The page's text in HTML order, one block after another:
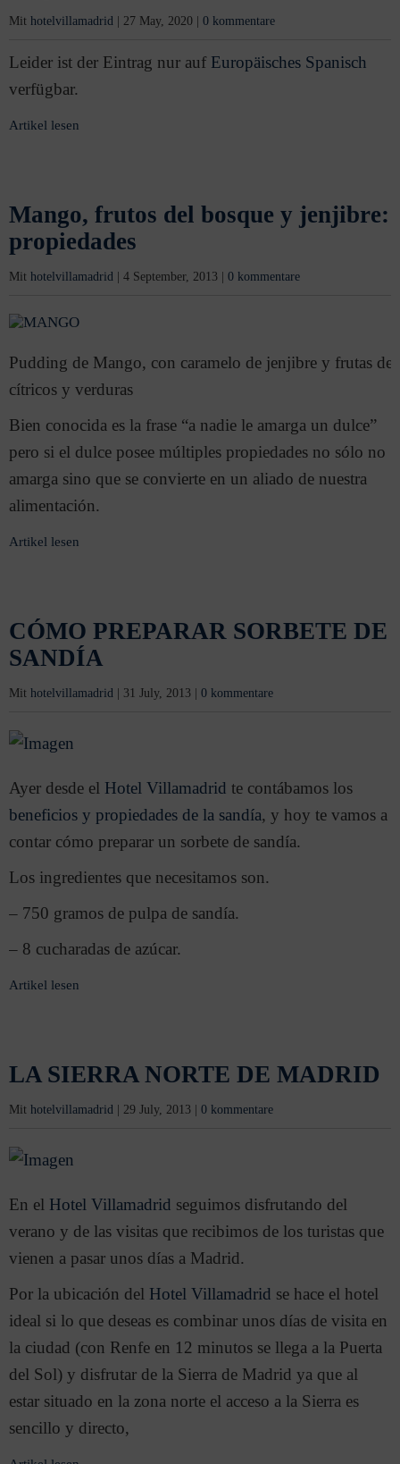
Mit hotelvillamadrid 27 May, 2020 0 kommentare
Leider ist der Eintrag nur auf Europäisches Spanisch
verfügbar.
Artikel lesen
Mango, frutos del bosque y jenjibre:
propiedades
Mit hotelvillamadrid 4 September, 2013 0 kommentare
Pudding de Mango, con caramelo de jenjibre y frutas
cítricos y verduras
Bien conocida es la frase “a nadie le amarga un dulce”
pero si el dulce posee múltiples propiedades no sólo no
amarga sino que se convierte en un aliado de nuestra
alimentación.
Artikel lesen
CÓMO PREPARAR SORBETE DE
SANDÍA
Mit hotelvillamadrid 31 July, 2013 0 kommentare
Ayer desde el Hotel Villamadrid te contábamos los
beneficios y propiedades de la sandía, y hoy te vamos a
contar cómo preparar un sorbete de sandía.
Los ingredientes que necesitamos son.
– 750 gramos de pulpa de sandía.
– 8 cucharadas de azúcar.
Artikel lesen
LA SIERRA NORTE DE MADRID
Mit hotelvillamadrid 29 July, 2013 0 kommentare
En el Hotel Villamadrid seguimos disfrutando del
verano y de las visitas que recibimos de los turistas que
vienen a pasar unos días a Madrid.
Por la ubicación del Hotel Villamadrid se hace el hotel
ideal si lo que deseas es combinar unos días de visita en
la ciudad (con Renfe en 12 minutos se llega a la Puerta
del Sol) y disfrutar de la Sierra de Madrid ya que al
estar situado en la zona norte el acceso a la Sierra es
sencillo y directo,